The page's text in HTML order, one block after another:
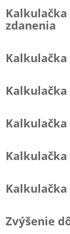
zdanenia
Zvýšenie